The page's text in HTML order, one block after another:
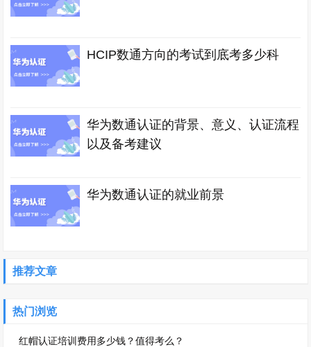
HCIP数通方向的考试到底考多少科
华为数通认证的背景、意义、认证流程
以及备考建议
华为数通认证的就业前景
推荐文章
热门浏览
红帽认证培训费用多少钱？值得考么？